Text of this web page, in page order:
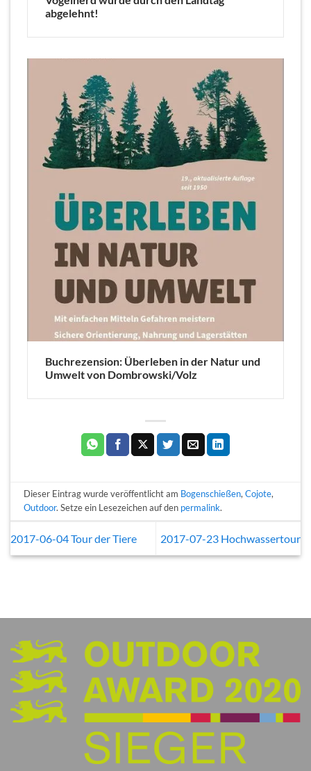
abgelehnt!
Buchrezension: Überleben in der Natur und
Umwelt von Dombrowski/Volz
Dieser Eintrag wurde veröffentlicht am Bogenschießen,Cojote,
Outdoor. Setze ein Lesezeichen auf den permalink.
2017-06-04 Tour der Tiere 2017-07-23 Hochwassertour